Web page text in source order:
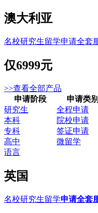
澳大利亚
名校研究生留学申请全套
仅6999元
>>查看全部产品
申请阶段
申请类别
研究生
全程申请
本科
院校申请
专科
签证申请
高中
微留学
语言
英国
名校研究生留学申请全套